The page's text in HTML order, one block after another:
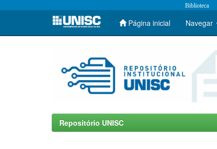
Skip
Biblioteca
Página inicial Navegar
Repositório UNISC